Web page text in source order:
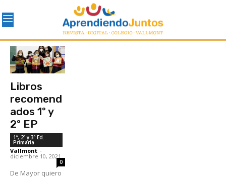
Libros
recomend
ados 1º y
2º EP
1º, 2º y 3º Ed.
Primaria
Vallmont -
diciembre 10, 2021
0
De Mayor quiero